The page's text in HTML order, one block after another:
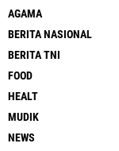
AGAMA
BERITA NASIONAL
BERITA TNI
FOOD
HEALT
MUDIK
NEWS